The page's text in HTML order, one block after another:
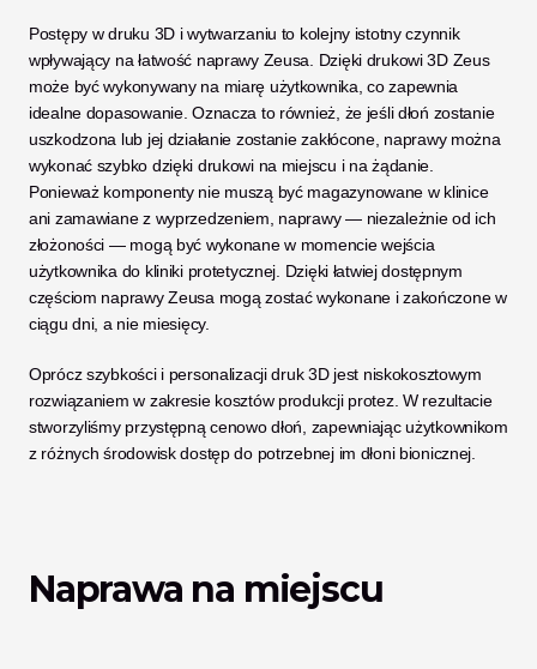
Postępy w druku 3D i wytwarzaniu to kolejny istotny czynnik
wpływający na łatwość naprawy Zeusa. Dzięki drukowi 3D Zeus
może być wykonywany na miarę użytkownika, co zapewnia
idealne dopasowanie. Oznacza to również, że jeśli dłoń zostanie
uszkodzona lub jej działanie zostanie zakłócone, naprawy można
wykonać szybko dzięki drukowi na miejscu i na żądanie.
Ponieważ komponenty nie muszą być magazynowane w klinice
ani zamawiane z wyprzedzeniem, naprawy — niezależnie od ich
złożoności — mogą być wykonane w momencie wejścia
użytkownika do kliniki protetycznej. Dzięki łatwiej dostępnym
częściom naprawy Zeusa mogą zostać wykonane i zakończone w
ciągu dni, a nie miesięcy.
Oprócz szybkości i personalizacji druk 3D jest niskokosztowym
rozwiązaniem w zakresie kosztów produkcji protez. W rezultacie
stworzyliśmy przystępną cenowo dłoń, zapewniając użytkownikom
z różnych środowisk dostęp do potrzebnej im dłoni bionicznej.
Naprawa na miejscu